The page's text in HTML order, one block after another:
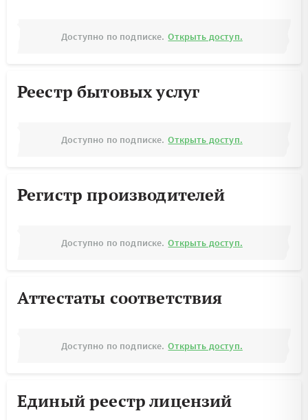
Доступно по подписке. Открыть доступ.
Реестр бытовых услуг
Доступно по подписке. Открыть доступ.
Регистр производителей
Доступно по подписке. Открыть доступ.
Аттестаты соответствия
Доступно по подписке. Открыть доступ.
Единый реестр лицензий